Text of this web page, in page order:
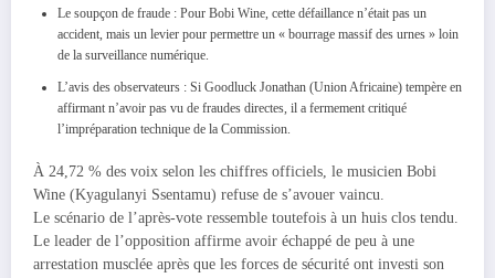
Le soupçon de fraude : Pour Bobi Wine, cette défaillance n’était pas un
accident, mais un levier pour permettre un « bourrage massif des urnes » loin
de la surveillance numérique.
L’avis des observateurs : Si Goodluck Jonathan (Union Africaine) tempère en
affirmant n’avoir pas vu de fraudes directes, il a fermement critiqué
l’impréparation technique de la Commission.
À 24,72 % des voix selon les chiffres officiels, le musicien Bobi
Wine (Kyagulanyi Ssentamu) refuse de s’avouer vaincu.
Le scénario de l’après-vote ressemble toutefois à un huis clos tendu.
Le leader de l’opposition affirme avoir échappé de peu à une
arrestation musclée après que les forces de sécurité ont investi son